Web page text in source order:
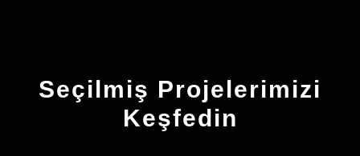
Seçilmiş Projelerimizi
Keşfedin